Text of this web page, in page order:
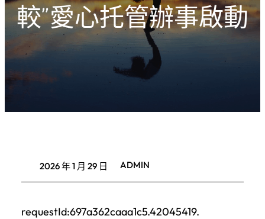
較”愛心托管辦事啟動
2026 年 1 月 29 日 ADMIN
requestId:697a362caaa1c5.42045419.